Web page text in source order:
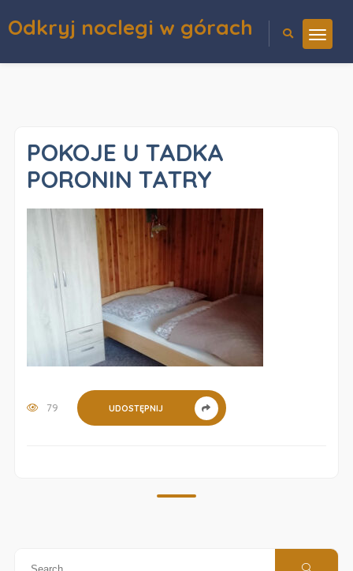
Odkryj noclegi w górach
POKOJE U TADKA
PORONIN TATRY
79 UDOSTĘPNIJ